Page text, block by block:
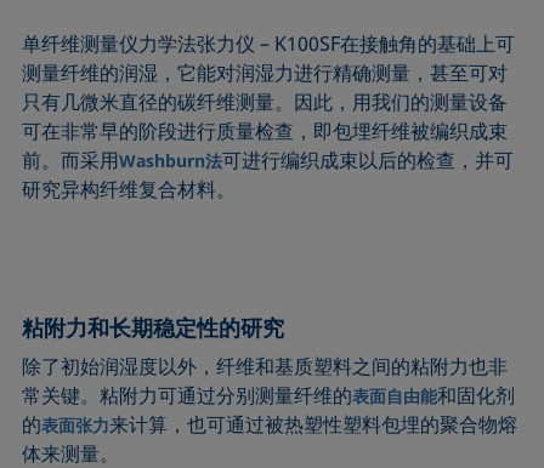
单纤维测量仪力学法张力仪 – K100SF在接触角的基础上可
测量纤维的润湿，它能对润湿力进行精确测量，甚至可对
只有几微米直径的碳纤维测量。因此，用我们的测量设备
可在非常早的阶段进行质量检查，即包埋纤维被编织成束
前。而采用Washburn法可进行编织成束以后的检查，并可
研究异构纤维复合材料。
粘附力和长期稳定性的研究
除了初始润湿度以外，纤维和基质塑料之间的粘附力也非
常关键。粘附力可通过分别测量纤维的表面自由能和固化剂
的表面张力来计算，也可通过被热塑性塑料包埋的聚合物熔
体来测量。